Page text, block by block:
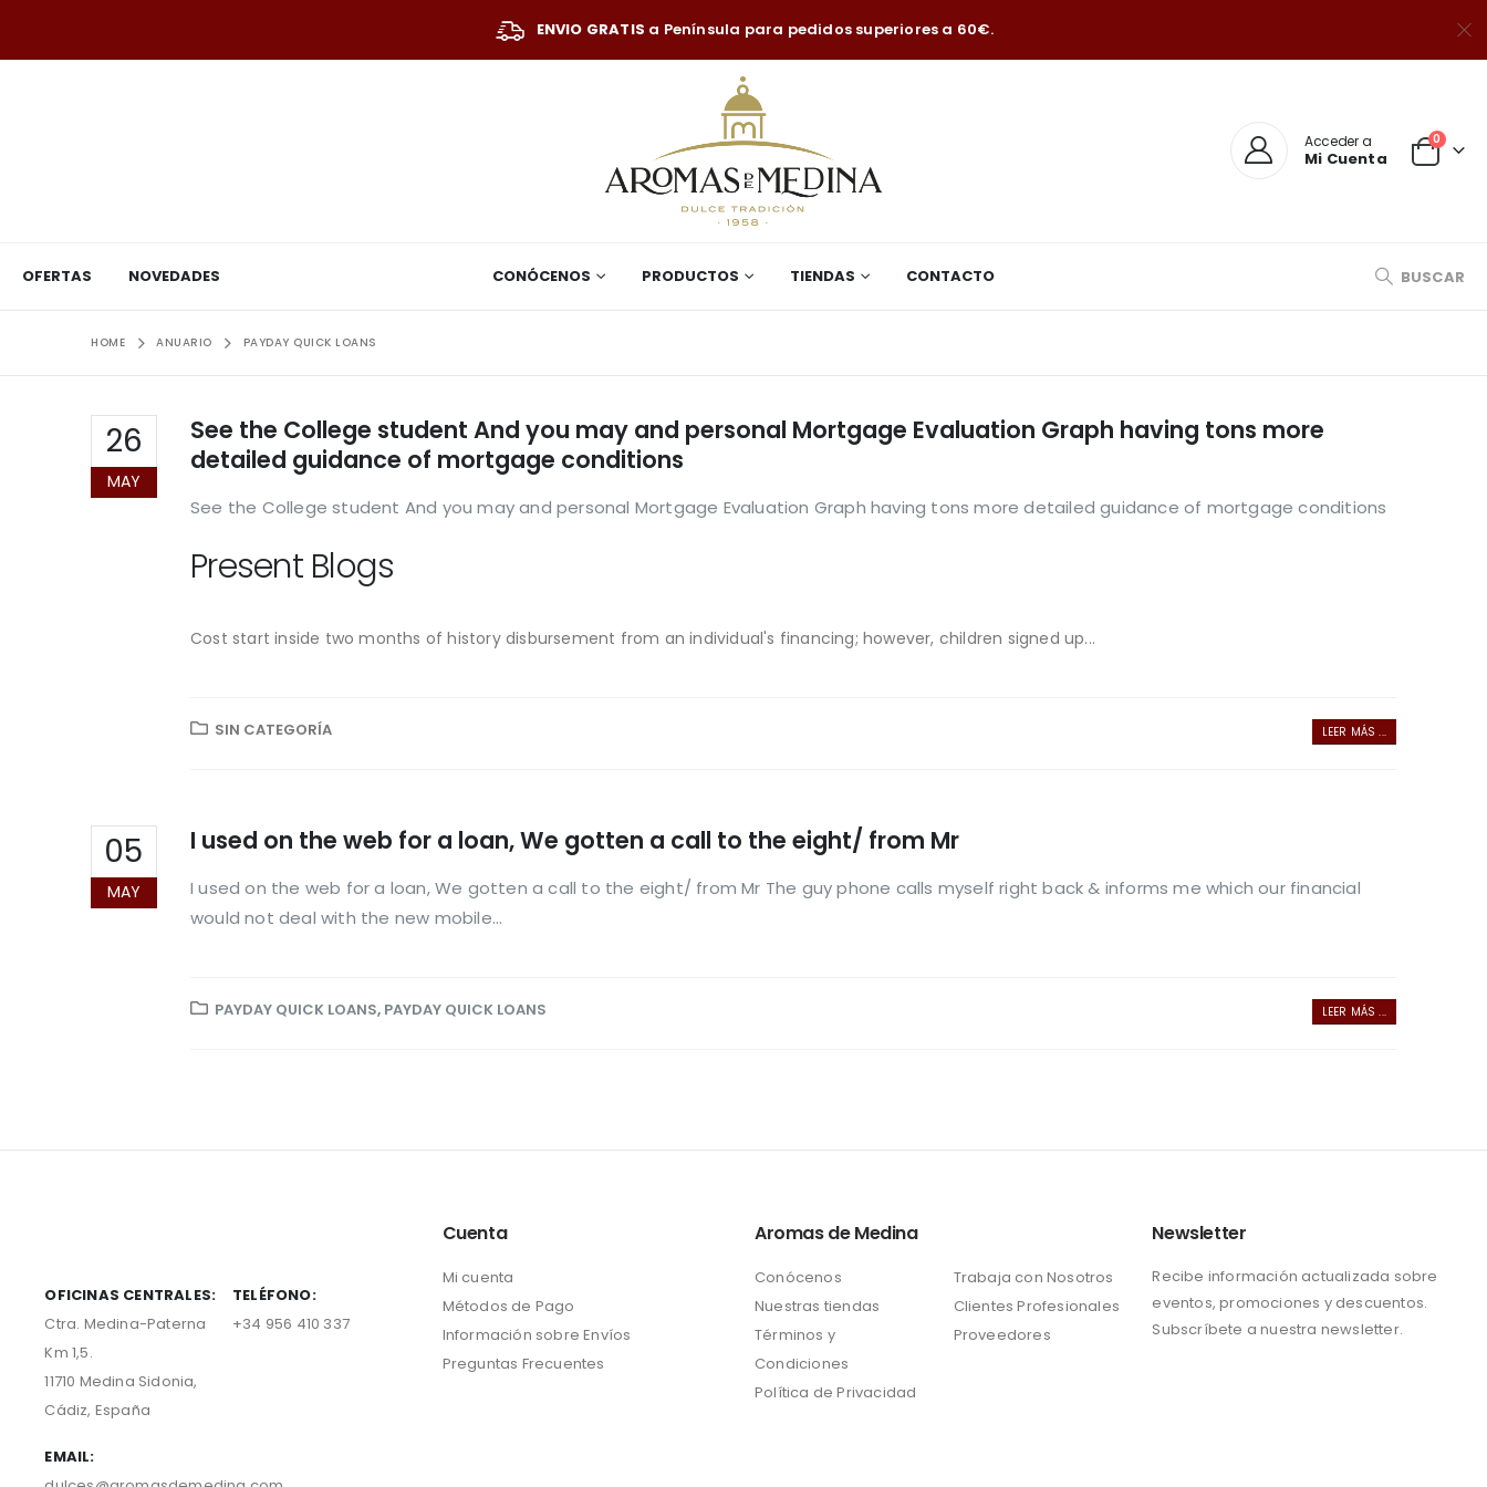
ENVIO GRATIS a Península para pedidos superiores a 60€.
Acceder a
Mi Cuenta
0
OFERTAS NOVEDADES CONÓCENOS PRODUCTOS TIENDAS CONTACTO BUSCAR
HOME ANUARIO PAYDAY QUICK LOANS
26
MAY
See the College student And you may and personal Mortgage Evaluation Graph having tons more
detailed guidance of mortgage conditions
See the College student And you may and personal Mortgage Evaluation Graph having tons more detailed guidance of mortgage conditions
Present Blogs
Cost start inside two months of history disbursement from an individual's financing; however, children signed up...
SIN CATEGORÍA LEER MÁS ...
05
MAY
I used on the web for a loan, We gotten a call to the eight/ from Mr
I used on the web for a loan, We gotten a call to the eight/ from Mr The guy phone calls myself right back & informs me which our financial
would not deal with the new mobile...
PAYDAY QUICK LOANS, PAYDAY QUICK LOANS LEER MÁS ...
OFICINAS CENTRALES:
Ctra. Medina-Paterna
Km 1,5.
11710 Medina Sidonia,
Cádiz, España
TELÉFONO:
+34 956 410 337
EMAIL:
Cuenta
Mi cuenta
Métodos de Pago
Información sobre Envíos
Preguntas Frecuentes
Aromas de Medina
Conócenos
Nuestras tiendas
Términos y
Condiciones
Política de Privacidad
Trabaja con Nosotros
Clientes Profesionales
Proveedores
Newsletter
Recibe información actualizada sobre
eventos, promociones y descuentos.
Subscríbete a nuestra newsletter.